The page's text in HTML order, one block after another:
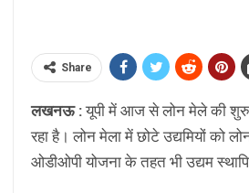
Share
लखनऊ :यूपी में आज से लोन मेले की
रहा है। लोन मेला में छोटे उद्यमियों को
ओडीओपी योजना के तहत भी उद्यम